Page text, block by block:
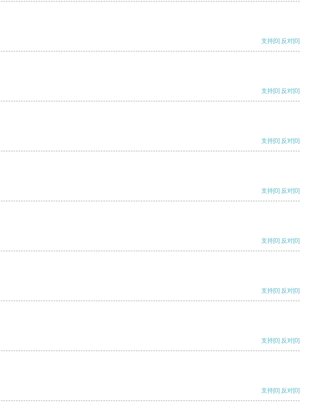
支持[0] 反对[0]
支持[0] 反对[0]
支持[0] 反对[0]
支持[0] 反对[0]
支持[0] 反对[0]
支持[0] 反对[0]
支持[0] 反对[0]
支持[0] 反对[0]